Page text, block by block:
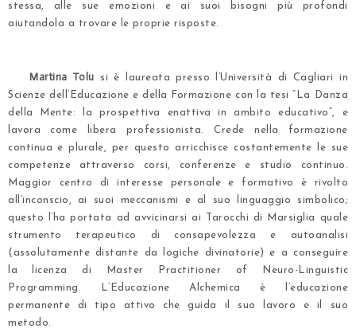
stessa, alle sue emozioni e ai suoi bisogni più profondi
aiutandola a trovare le proprie risposte.
Martina Tolu si è laureata presso l’Università di Cagliari in
Scienze dell’Educazione e della Formazione con la tesi “La Danza
della Mente: la prospettiva enattiva in ambito educativo”, e
lavora come libera professionista. Crede nella formazione
continua e plurale, per questo arricchisce costantemente le sue
competenze attraverso corsi, conferenze e studio continuo.
Maggior centro di interesse personale e formativo è rivolto
all’inconscio, ai suoi meccanismi e al suo linguaggio simbolico;
questo l’ha portata ad avvicinarsi ai Tarocchi di Marsiglia quale
strumento terapeutico di consapevolezza e autoanalisi
(assolutamente distante da logiche divinatorie) e a conseguire
la licenza di Master Practitioner of Neuro-Linguistic
Programming. L’Educazione Alchemica è l’educazione
permanente di tipo attivo che guida il suo lavoro e il suo
metodo.